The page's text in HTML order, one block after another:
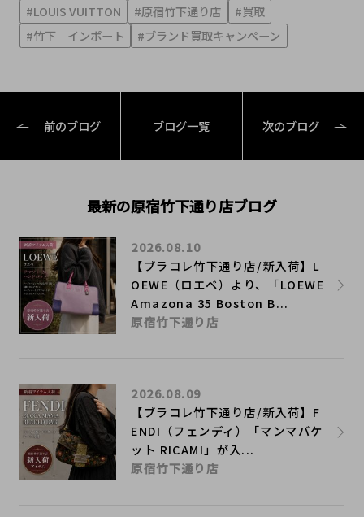
#LOUIS VUITTON #原宿竹下通り店
#買取
#竹下 インポート
#ブランド買取キャンペーン
前のブログ ブログ一覧 次のブログ
最新の原宿竹下通り店ブログ
【ブラコレ竹下通り店/新入荷】L
OEWE（ロエベ）より、「LOEWE
Amazona 35 Boston B...
2026.08.10
原宿竹下通り店
【ブラコレ竹下通り店/新入荷】F
ENDI（フェンディ）「マンマバケ
ット RICAMI」が入...
2026.08.09
原宿竹下通り店